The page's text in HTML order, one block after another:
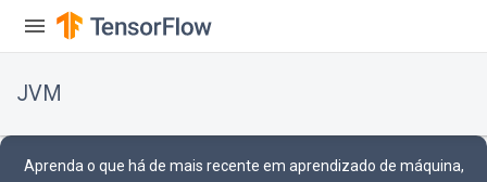
JVM
Aprenda o que há de mais recente em aprendizado de máquina,